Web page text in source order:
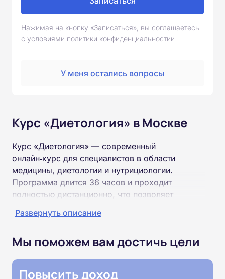
Нажимая на кнопку «Записаться», вы соглашаетесь
с условиями политики конфиденциальностии
У меня остались вопросы
Курс «Диетология» в Москве
Курс «Диетология» — современный
онлайн‑курс для специалистов в области
медицины, диетологии и нутрициологии.
Программа длится 36 часов и проходит
полностью дистанционно, что позволяет
деятельностью. Слушатели познакомятся с
лечебных диет, методами оценки пищевого
рационов, а также изучат нормативно‑правовые
Развернуть описание
Мы поможем вам достичь цели
Повысить доход